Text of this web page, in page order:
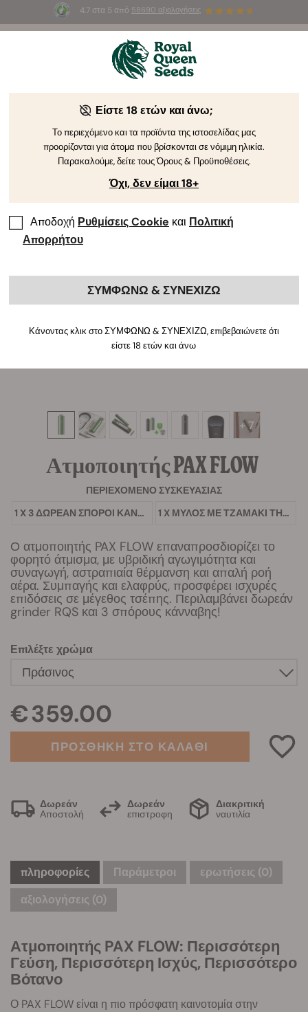
4.7 στα 5 από 58690 αξιολογήσεις
3 σπόρους White Widow AutoΔΩΡΕΑΝ για τους
+ 7
Ατμοποιητής PAX FLOW
ΠΕΡΙΕΧΌΜΕΝΟ ΣΥΣΚΕΥΑΣΊΑΣ
1 X 3 ΔΩΡΕΆΝ ΣΠΌΡΟΙ ΚΆΝΝΑΒΗΣ
1 X ΜΎΛΟΣ ΜΕ ΤΖΑΜΆΚΙ ΤΗΣ RQS
Ο ατμοποιητής PAX FLOW επαναπροσδιορίζει το
φορητό άτμισμα, με υβριδική αγωγιμότητα και
συναγωγή, αστραπιαία θέρμανση και απαλή ροή
αέρα. Συμπαγής και ελαφρύς, προσφέρει ισχυρές
επιδόσεις σε μέγεθος τσέπης. Περιλαμβάνει δωρεάν
grinder RQS και 3 σπόρους κάνναβης!
Επιλέξτε χρώμα
€ 359.00
ΠΡΟΣΘΗΚΗ ΣΤΟ ΚΑΛΑΘΙ
Δωρεάν
Αποστολή
Δωρεάν
επιστροφη
Διακριτική
ναυτιλία
πληροφορίες Παράμετροι ερωτήσεις (0)
αξιολογήσεις (0)
Ατμοποιητής PAX FLOW: Περισσότερη
Γεύση, Περισσότερη Ισχύς, Περισσότερο
Βότανο
Ο PAX FLOW είναι η πιο πρόσφατη καινοτομία στην
Είστε 18 ετών και άνω;
Το περιεχόμενο και τα προϊόντα της ιστοσελίδας μας
προορίζονται για άτομα που βρίσκονται σε νόμιμη ηλικία.
Παρακαλούμε, δείτε τους Όρους & Προϋποθέσεις.
Όχι, δεν είμαι 18+
Αποδοχή Ρυθμίσεις Cookie και Πολιτική
Απορρήτου
ΣΥΜΦΩΝΩ & ΣΥΝΕΧΙΖΩ
Κάνοντας κλικ στο ΣΥΜΦΩΝΩ & ΣΥΝΕΧΙΖΩ, επιβεβαιώνετε ότι
είστε 18 ετών και άνω